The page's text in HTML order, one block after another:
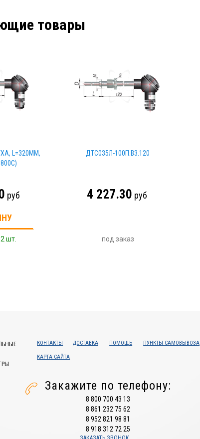
товары
L=320ММ,
руб
шт.
ДТС035Л-100П.В3.120
4 227.30 руб
под заказ
КОНТАКТЫ ДОСТАВКА ПОМОЩЬ ПУНКТЫ САМОВЫВОЗА
КАРТА САЙТА
Закажите по телефону:
8 800 700 43 13
8 861 232 75 62
8 952 821 98 81
8 918 312 72 25